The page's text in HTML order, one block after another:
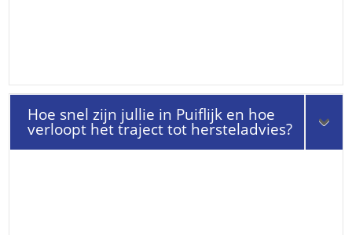
Hoe snel zijn jullie in Puiflijk en hoe
verloopt het traject tot hersteladvies?